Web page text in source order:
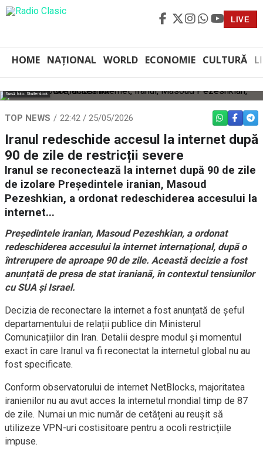
LIVE
HOME NAȚIONAL WORLD ECONOMIE CULTURĂ
Sursă foto: Shutterstock
TOP NEWS 22:42 / 25/05/2026 WHATSAPP
Iranul redeschide accesul la internet după
90 de zile de restricții severe
Iranul se reconectează la internet după 90 de zile
de izolare Președintele iranian, Masoud
Pezeshkian, a ordonat redeschiderea accesului la
internet...
Președintele iranian, Masoud Pezeshkian, a ordonat
redeschiderea accesului la internet internațional, după o
întrerupere de aproape 90 de zile. Această decizie a fost
anunțată de presa de stat iraniană, în contextul tensiunilor
cu SUA și Israel.
Decizia de reconectare la internet a fost anunțată de șeful
departamentului de relații publice din Ministerul
Comunicațiilor din Iran. Detalii despre modul și momentul
exact în care Iranul va fi reconectat la internetul global nu au
fost specificate.
Conform observatorului de internet NetBlocks, majoritatea
iranienilor nu au avut acces la internetul mondial timp de 87
de zile. Numai un mic număr de cetățeni au reușit să
utilizeze VPN-uri costisitoare pentru a ocoli restricțiile
impuse.